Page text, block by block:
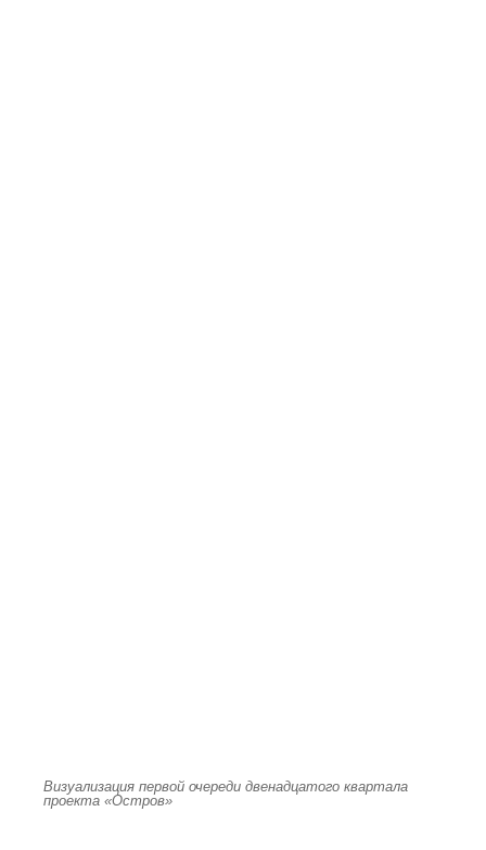
Визуализация первой очереди двенадцатого квартала
проекта «Остров»